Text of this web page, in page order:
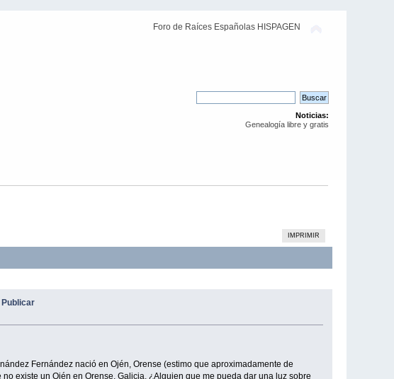
Foro de Raíces Españolas HISPAGEN
Noticias:
Genealogía libre y gratis
IMPRIMIR
Publicar
Fernández nació en Ojén, Orense (estimo que aproximadamente de
existe un Ojén en Orense, Galicia. ¿Alguien que me pueda dar una luz sobre